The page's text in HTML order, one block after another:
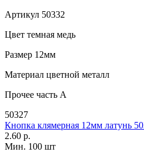
Артикул 50332
Цвет темная медь
Размер 12мм
Материал цветной металл
Прочее часть A
50327
Кнопка клямерная 12мм латунь
2.60 р.
Мин. 100 шт